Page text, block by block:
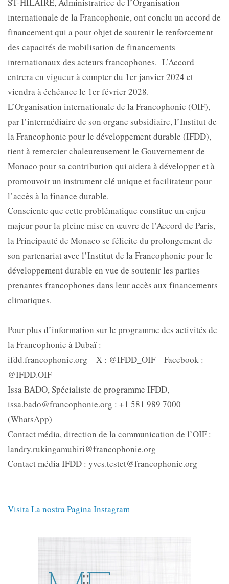
internationale de la Francophonie, ont conclu un accord de
financement qui a pour objet de soutenir le renforcement
des capacités de mobilisation de financements
internationaux des acteurs francophones. L’Accord
entrera en vigueur à compter du 1er janvier 2024 et
viendra à échéance le 1er février 2028.
L’Organisation internationale de la Francophonie (OIF),
par l’intermédiaire de son organe subsidiaire, l’Institut de
la Francophonie pour le développement durable (IFDD),
tient à remercier chaleureusement le Gouvernement de
Monaco pour sa contribution qui aidera à développer et à
promouvoir un instrument clé unique et facilitateur pour
l’accès à la finance durable.
Consciente que cette problématique constitue un enjeu
majeur pour la pleine mise en œuvre de l’Accord de Paris,
la Principauté de Monaco se félicite du prolongement de
son partenariat avec l’Institut de la Francophonie pour le
développement durable en vue de soutenir les parties
prenantes francophones dans leur accès aux financements
climatiques.
Pour plus d’information sur le programme des activités de
la Francophonie à Dubaï :
ifdd.francophonie.org – X : @IFDD_OIF – Facebook :
@IFDD.OIF
Issa BADO, Spécialiste de programme IFDD,
issa.bado@francophonie.org : +1 581 989 7000
(WhatsApp)
Contact média, direction de la communication de l’OIF :
landry.rukingamubiri@francophonie.org
Contact média IFDD : yves.testet@francophonie.org
Visita La nostra Pagina Instagram